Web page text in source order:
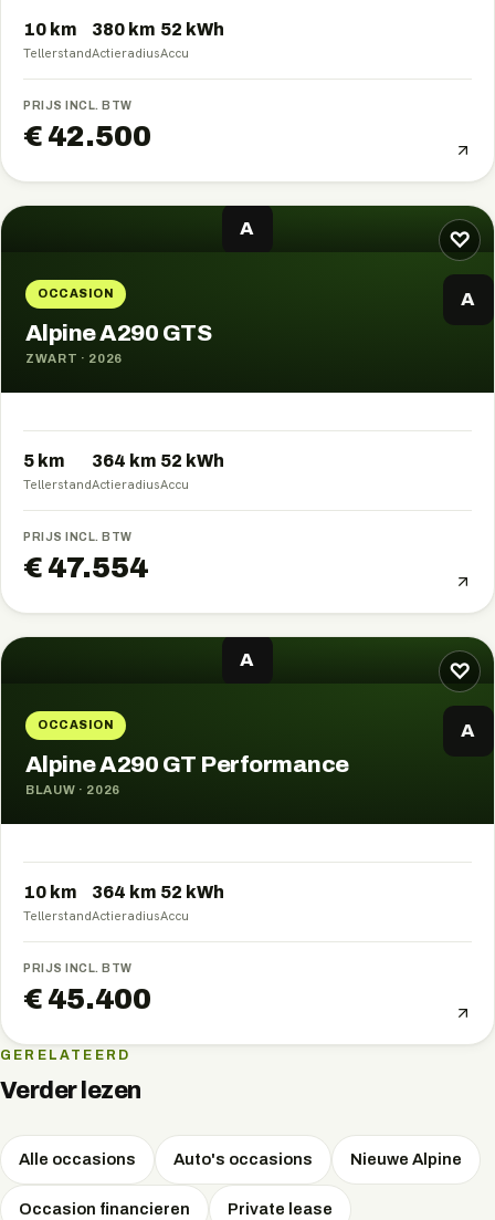
10 km
Tellerstand
380 km
Actieradius
52 kWh
Accu
PRIJS INCL. BTW
€ 42.500
♡
A
OCCASION A
Alpine A290 GTS
ZWART · 2026
5 km
Tellerstand
364 km
Actieradius
52 kWh
Accu
PRIJS INCL. BTW
€ 47.554
♡
A
OCCASION A
Alpine A290 GT Performance
BLAUW · 2026
10 km
Tellerstand
364 km
Actieradius
52 kWh
Accu
PRIJS INCL. BTW
€ 45.400
GERELATEERD
Verder lezen
Alle occasions Auto's occasions Nieuwe Alpine
Occasion financieren Private lease